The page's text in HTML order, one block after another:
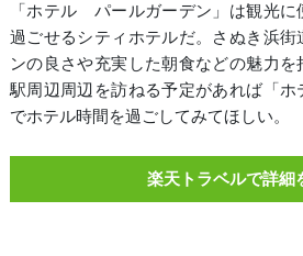
「ホテル パールガーデン」は観光に
過ごせるシティホテルだ。さぬき浜街
ンの良さや充実した朝食などの魅力
駅周辺周辺を訪ねる予定があれば「
でホテル時間を過ごしてみてほしい。
楽天トラベルで詳細